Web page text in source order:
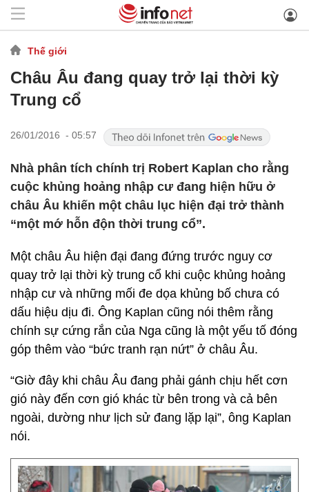
Thế giới
Châu Âu đang quay trở lại thời kỳ
Trung cổ
26/01/2016 - 05:57
Nhà phân tích chính trị Robert Kaplan cho rằng
cuộc khủng hoảng nhập cư đang hiện hữu ở
châu Âu khiến một châu lục hiện đại trở thành
“một mớ hỗn độn thời trung cổ”.
Một châu Âu hiện đại đang đứng trước nguy cơ
quay trở lại thời kỳ trung cổ khi cuộc khủng hoảng
nhập cư và những mối đe dọa khủng bố chưa có
dấu hiệu dịu đi. Ông Kaplan cũng nói thêm rằng
chính sự cứng rắn của Nga cũng là một yếu tố đóng
góp thêm vào “bức tranh rạn nứt” ở châu Âu.
“Giờ đây khi châu Âu đang phải gánh chịu hết cơn
gió này đến cơn gió khác từ bên trong và cả bên
ngoài, dường như lịch sử đang lặp lại”, ông Kaplan
nói.